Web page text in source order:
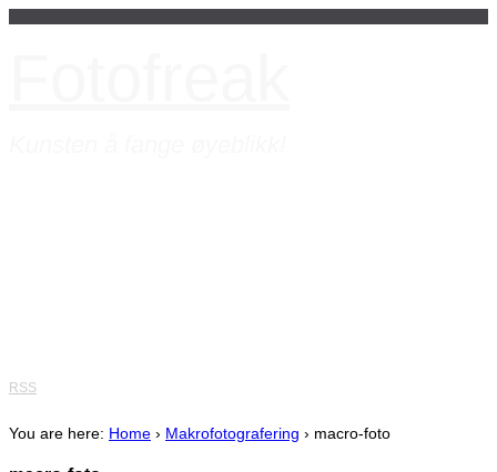
RSS
You are here: Home › Makrofotografering › macro-foto